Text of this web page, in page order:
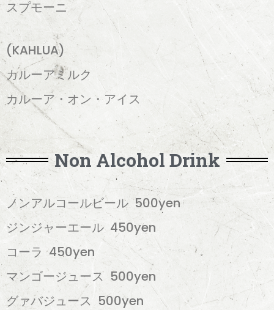
スプモーニ
(KAHLUA)
カルーアミルク
カルーア・オン・アイス
Non Alcohol Drink
ノンアルコールビール 500yen
ジンジャーエール 450yen
コーラ 450yen
マンゴージュース 500yen
グァバジュース 500yen